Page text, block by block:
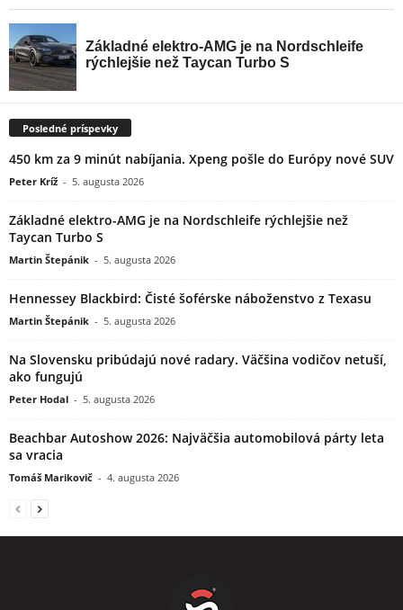
Posledné príspevky
450 km za 9 minút nabíjania. Xpeng pošle do Európy nové SUV
Peter Kríž - 5. augusta 2026
Základné elektro-AMG je na Nordschleife rýchlejšie než
Taycan Turbo S
Martin Štepánik - 5. augusta 2026
Hennessey Blackbird: Čisté šoférske náboženstvo z Texasu
Martin Štepánik - 5. augusta 2026
Na Slovensku pribúdajú nové radary. Väčšina vodičov netuší,
ako fungujú
Peter Hodal - 5. augusta 2026
Beachbar Autoshow 2026: Najväčšia automobilová párty leta
sa vracia
Tomáš Marikovič - 4. augusta 2026